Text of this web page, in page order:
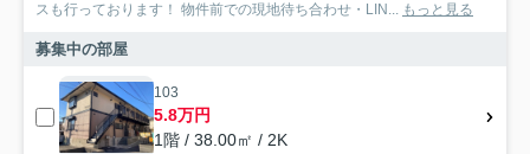
スも行っております！ 物件前での現地待ち合わせ・LIN... もっと見る
募集中の部屋
103
5.8万円
1階 / 38.00㎡ / 2K